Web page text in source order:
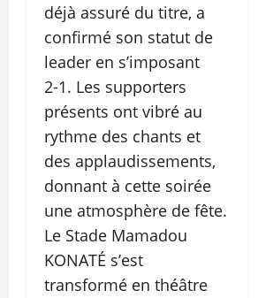
déjà assuré du titre, a
confirmé son statut de
leader en s’imposant
2‑1. Les supporters
présents ont vibré au
rythme des chants et
des applaudissements,
donnant à cette soirée
une atmosphère de fête.
Le Stade Mamadou
KONATÉ s’est
transformé en théâtre